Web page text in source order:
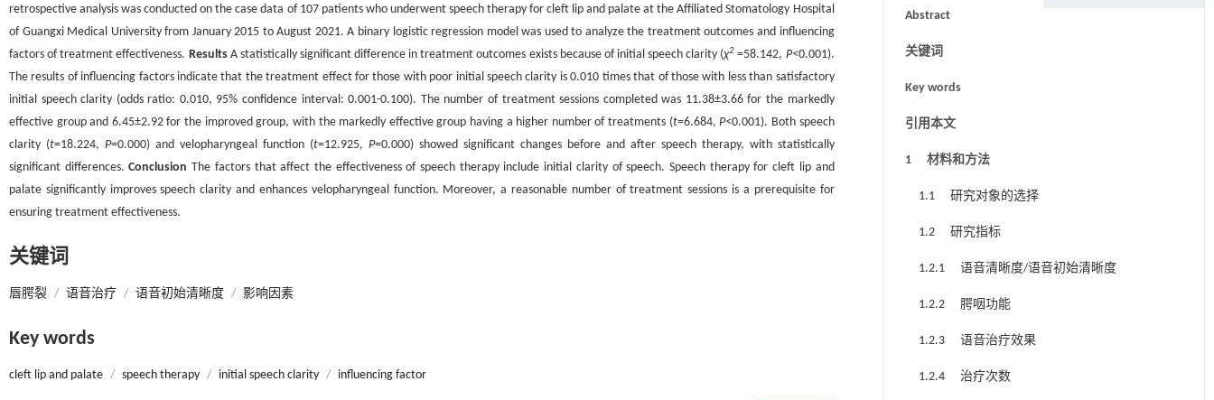
retrospective analysis was conducted on the case data of 107 patients who underwent speech therapy for cleft lip and palate at the Affiliated Stomatology Hospital
of Guangxi Medical University from January 2015 to August 2021. A binary logistic regression model was used to analyze the treatment outcomes and influencing
factors of treatment effectiveness. ResultsA statistically significant difference in treatment outcomes exists because of initial speech clarity (χ2 =58.142, P<0.001).
The results of influencing factors indicate that the treatment effect for those with poor initial speech clarity is 0.010 times that of those with less than satisfactory
initial speech clarity (odds ratio: 0.010, 95% confidence interval: 0.001-0.100). The number of treatment sessions completed was 11.38±3.66 for the markedly
effective group and 6.45±2.92 for the improved group, with the markedly effective group having a higher number of treatments (t=6.684,P<0.001). Both speech
clarity (t=18.224, P=0.000) and velopharyngeal function (t=12.925, P=0.000) showed significant changes before and after speech therapy, with statistically
significant differences.Conclusion The factors that affect the effectiveness of speech therapy include initial clarity of speech. Speech therapy for cleft lip and
palate significantly improves speech clarity and enhances velopharyngeal function. Moreover, a reasonable number of treatment sessions is a prerequisite for
ensuring treatment effectiveness.
关键词
唇腭裂 / 语音治疗 / 语音初始清晰度 / 影响因素
Key words
cleft lip and palate / speech therapy / initial speech clarity / influencing factor
Abstract
关键词
Key words
引用本文
1 材料和方法
1.1 研究对象的选择
1.2 研究指标
1.2.1 语音清晰度/语音初始清晰度
1.2.2 腭咽功能
1.2.3 语音治疗效果
1.2.4 治疗次数